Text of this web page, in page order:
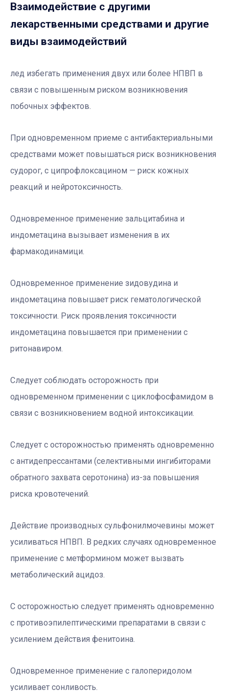
Взаимодействие с другими
лекарственными средствами и другие
виды взаимодействий
лед избегать применения двух или более НПВП в
связи с повышенным риском возникновения
побочных эффектов.
При одновременном приеме с антибактериальными
средствами может повышаться риск возникновения
судорог, с ципрофлоксацином — риск кожных
реакций и нейротоксичность.
Одновременное применение зальцитабина и
индометацина вызывает изменения в их
фармакодинамици.
Одновременное применение зидовудина и
индометацина повышает риск гематологической
токсичности. Риск проявления токсичности
индометацина повышается при применении с
ритонавиром.
Следует соблюдать осторожность при
одновременном применении с циклофосфамидом в
связи с возникновением водной интоксикации.
Следует с осторожностью применять одновременно
с антидепрессантами (селективными ингибиторами
обратного захвата серотонина) из-за повышения
риска кровотечений.
Действие производных сульфонилмочевины может
усиливаться НПВП. В редких случаях одновременное
применение с метформином может вызвать
метаболический ацидоз.
С осторожностью следует применять одновременно
с противоэпилептическими препаратами в связи с
усилением действия фенитоина.
Одновременное применение с галоперидолом
усиливает сонливость.